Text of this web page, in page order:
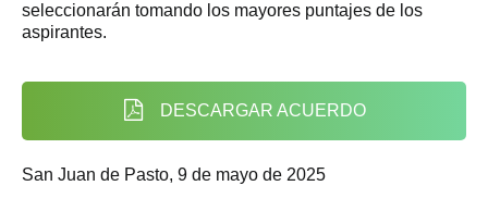
seleccionarán tomando los mayores puntajes de los
aspirantes.
DESCARGAR ACUERDO
San Juan de Pasto, 9 de mayo de 2025